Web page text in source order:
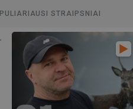
STRAIPSNIAI